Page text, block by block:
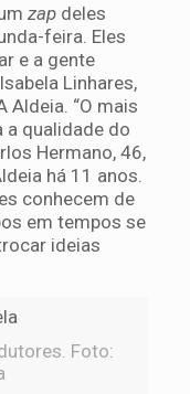
zapdeles
feira. Eles
e a gente
Linhares,
Aldeia. “O mais
qualidade do
Hermano, 46,
há 11 anos.
conhecem de
em tempos se
ideias
Foto: